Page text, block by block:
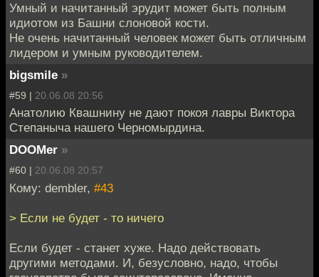
Умный и начитанный эрудит может быть полным
идиотом из Башни слоновой кости.
Не очень начитанный человек может быть отличным
лидером и умным руководителем.
bigsmile »
#59 | 20.06.08 20:56
Анатолию Квашнину не дают покоя лавры Виктора
Степаныча нашего Черномырдина.
DOOMer »
#60 | 20.06.08 20:57
Кому: dembler, #43
> Если не будет - то ничего
Если будет - станет хуже. Надо действовать
другими методами. И, безусловно, надо, чтобы